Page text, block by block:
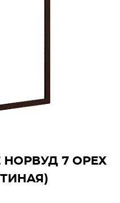
7 ОРЕХ